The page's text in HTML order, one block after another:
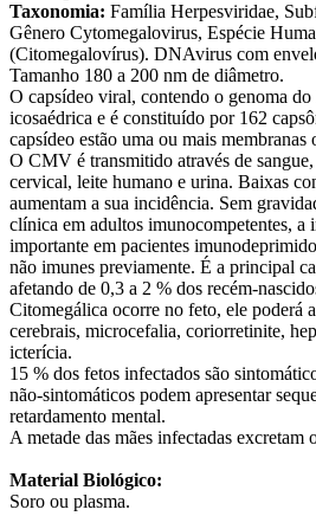
Taxonomia: Família Herpesviridae,
Gênero Cytomegalovirus, Espécie
(Citomegalovírus). DNAvirus com
Tamanho 180 a 200 nm de diâmetro.
O capsídeo viral, contendo o genoma
icosaédrica e é constituído por 162
capsídeo estão uma ou mais
O CMV é transmitido através de
cervical, leite humano e urina. Baixas
aumentam a sua incidência. Sem
clínica em adultos imunocompetentes,
importante em pacientes
não imunes previamente. É a principal
afetando de 0,3 a 2 % dos recém-
Citomegálica ocorre no feto, ele poderá
cerebrais, microcefalia, coriorretinite,
icterícia.
15 % dos fetos infectados são
não-sintomáticos podem apresentar
retardamento mental.
A metade das mães infectadas
Material Biológico:
Soro ou plasma.